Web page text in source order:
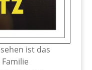
ist das